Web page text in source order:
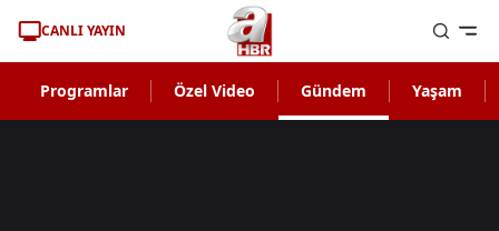
CANLI YAYIN
Programlar Özel Video Gündem Yaşam